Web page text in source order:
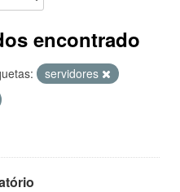
encontrado
servidores